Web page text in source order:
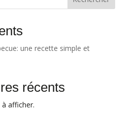
une recette simple et
récents
afficher.